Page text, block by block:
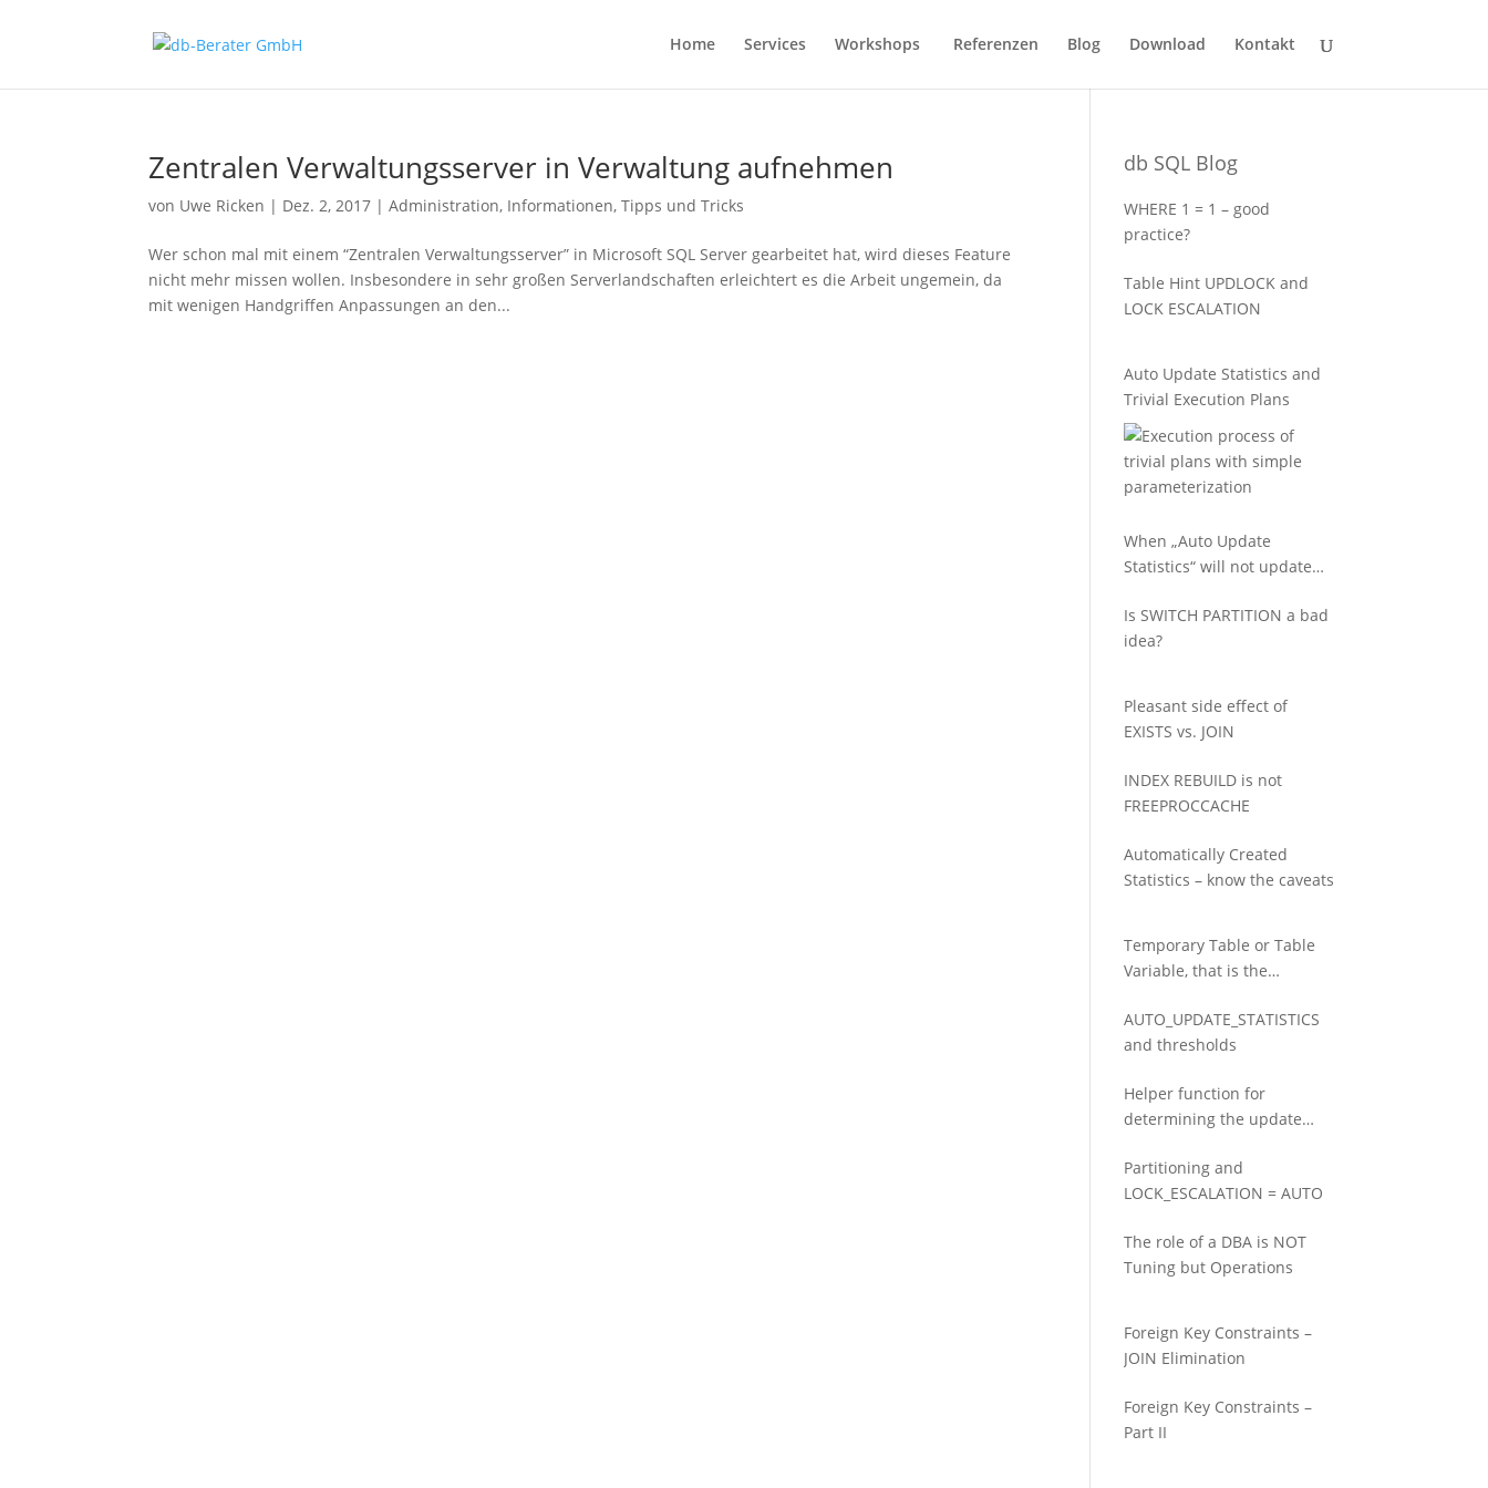
Home Services Workshops Referenzen Blog Download Kontakt
Zentralen Verwaltungsserver in Verwaltung aufnehmen
von Uwe Ricken | Dez. 2, 2017 |Administration, Informationen,Tipps und Tricks
Wer schon mal mit einem “Zentralen Verwaltungsserver” in Microsoft SQL Server gearbeitet hat, wird dieses Feature
nicht mehr missen wollen. Insbesondere in sehr großen Serverlandschaften erleichtert es die Arbeit ungemein, da
mit wenigen Handgriffen Anpassungen an den...
db SQL Blog
WHERE 1 = 1 – good
practice?
Table Hint UPDLOCK and
LOCK ESCALATION
Auto Update Statistics and
Trivial Execution Plans
When „Auto Update
Statistics“ will not update
Is SWITCH PARTITION a bad
idea?
Pleasant side effect of
EXISTS vs. JOIN
INDEX REBUILD is not
FREEPROCCACHE
Automatically Created
Statistics – know the caveats
Temporary Table or Table
Variable, that is the
AUTO_UPDATE_STATISTICS
and thresholds
Helper function for
determining the update
Partitioning and
LOCK_ESCALATION = AUTO
The role of a DBA is NOT
Tuning but Operations
Foreign Key Constraints –
JOIN Elimination
Foreign Key Constraints –
Part II